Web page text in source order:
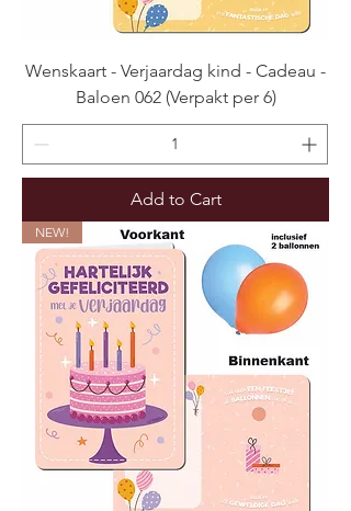
Wenskaart - Verjaardag kind - Cadeau -
Baloen 062 (Verpakt per 6)
Add to Cart
NEW!